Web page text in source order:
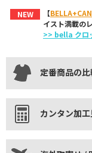
NEW
【
イスト満載の
>> bella クロ
定番商品の
カンタン加